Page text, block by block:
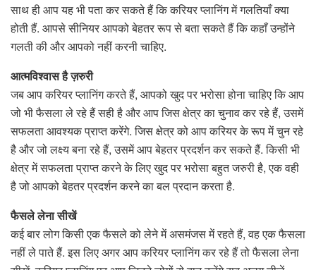
साथ ही आप यह भी पता कर सकते हैं कि करियर प्लानिंग में गलतियाँ क्या
होती हैं. आपसे सीनियर आपको बेहतर रूप से बता सकते हैं कि कहाँ उन्होंने
गलती की और आपको नहीं करनी चाहिए.
आत्मविश्वास है ज़रुरी
जब आप करियर प्लानिंग करते हैं, आपको खुद पर भरोसा होना चाहिए कि आप
जो भी फैसला ले रहे हैं सही है और आप जिस क्षेत्र का चुनाव कर रहे हैं, उसमें
सफलता आवश्यक प्राप्त करेंगे. जिस क्षेत्र को आप करियर के रूप में चुन रहे
है और जो लक्ष्य बना रहे हैं, उसमें आप बेहतर प्रदर्शन कर सकते हैं. किसी भी
क्षेत्र में सफलता प्राप्त करने के लिए खुद पर भरोसा बहुत जरुरी है, एक वही
है जो आपको बेहतर प्रदर्शन करने का बल प्रदान करता है.
फैसले लेना सीखें
कई बार लोग किसी एक फैसले को लेने में असमंजस में रहते हैं, वह एक फैसला
नहीं ले पाते हैं. इस लिए अगर आप करियर प्लानिंग कर रहे हैं तो फैसला लेना